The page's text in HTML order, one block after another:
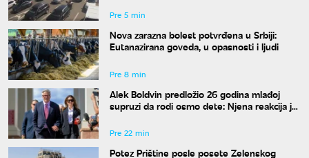
Pre 5 min
Nova zarazna bolest potvrđena u Srbiji:
Eutanazirana goveda, u opasnosti i ljudi
Pre 8 min
Alek Boldvin predložio 26 godina mlađoj
supruzi da rodi osmo dete: Njena reakcija je
Pre 22 min
Potez Prištine posle posete Zelenskog